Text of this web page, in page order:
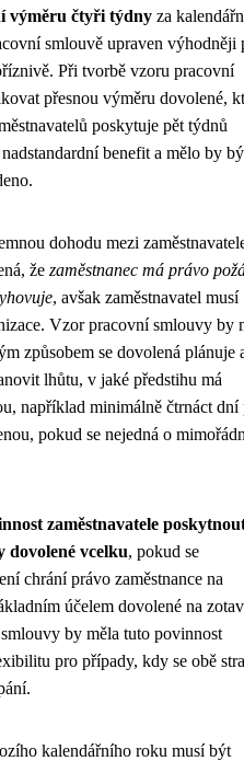
výměru čtyři týdny za
smlouvě upraven výhodněji
Při tvorbě vzoru pracovní
přesnou výměru dovolené,
poskytuje pět týdnů
benefit a mělo by
dohodu mezi
že zaměstnanec má právo
, avšak zaměstnavatel musí
Vzor pracovní smlouvy by
způsobem se dovolená plánuje
lhůtu, v jaké předstihu má
například minimálně čtrnáct dní
pokud se nejedná o
zaměstnavatele
dovolené vcelku, pokud se
chrání právo zaměstnance na
účelem dovolené na
by měla tuto povinnost
pro případy, kdy se obě
kalendářního roku musí být